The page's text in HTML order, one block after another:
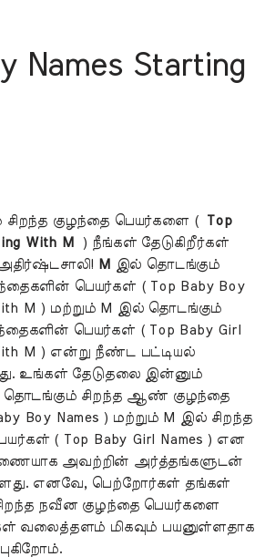
Names Starting
குழந்தை பெயர்களை ( Top
With M
) நீங்கள் தேடுகிறீர்கள்
M
இல் தொடங்கும்
பெயர்கள் ( Top Baby Boy
M ) மற்றும் M இல் தொடங்கும்
பெயர்கள் ( Top Baby Girl
M ) என்று நீண்ட பட்டியல்
உங்கள் தேடுதலை இன்னும்
தொடங்கும் சிறந்த ஆண் குழந்தை
Boy Names ) மற்றும் M இல் சிறந்த
( Top Baby Girl Names ) என
அவற்றின் அர்த்தங்களுடன்
எனவே, பெற்றோர்கள் தங்கள்
நவீன குழந்தை பெயர்களை
வலைத்தளம் மிகவும் பயனுள்ளதாக